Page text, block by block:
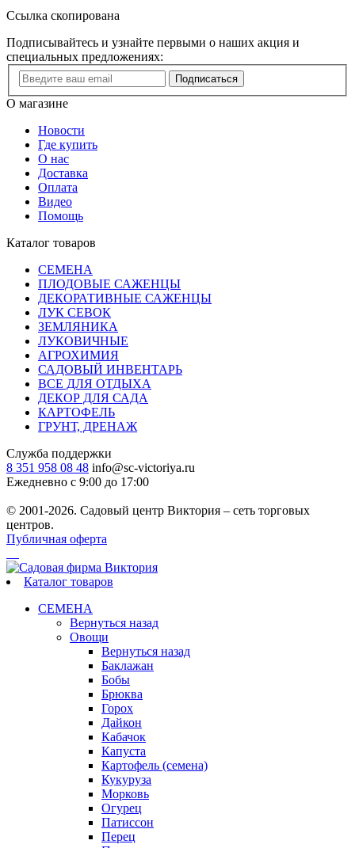
Ссылка скопирована
Подписывайтесь и узнайте первыми о наших акция и
специальных предложениях:
Подписаться
О магазине
Новости
Где купить
О нас
Доставка
Оплата
Видео
Помощь
Каталог товаров
СЕМЕНА
ПЛОДОВЫЕ САЖЕНЦЫ
ДЕКОРАТИВНЫЕ САЖЕНЦЫ
ЛУК СЕВОК
ЗЕМЛЯНИКА
ЛУКОВИЧНЫЕ
АГРОХИМИЯ
САДОВЫЙ ИНВЕНТАРЬ
ВСЕ ДЛЯ ОТДЫХА
ДЕКОР ДЛЯ САДА
КАРТОФЕЛЬ
ГРУНТ, ДРЕНАЖ
Служба поддержки
8 351 958 08 48 info@sc-victoriya.ru
Ежедневно с 9:00 до 17:00
© 2001-2026. Садовый центр Виктория – сеть торговых
центров.
Публичная оферта
Каталог товаров
СЕМЕНА
Вернуться назад
Овощи
Вернуться назад
Баклажан
Бобы
Брюква
Горох
Дайкон
Кабачок
Капуста
Картофель (семена)
Кукуруза
Морковь
Огурец
Патиссон
Перец